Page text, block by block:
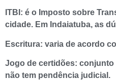
ITBI: é o Imposto sobre
cidade. Em Indaiatuba, as
Escritura: varia de acordo
Jogo de certidões:
não tem pendência judicial.